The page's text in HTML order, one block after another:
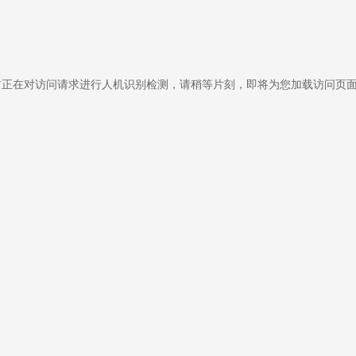
在对访问请求进行人机识别检测，请稍等片刻，即将为您加载访问页